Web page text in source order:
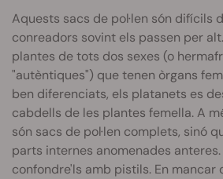
Aquests sacs de pol·len són difícils
conreadors sovint els passen per
plantes de tots dos sexes (o
"autèntiques") que tenen òrgans
ben diferenciats, els platanets es
cabdells de les plantes femella. A
són sacs de pol·len complets, sinó
parts internes anomenades
confondre'ls amb pistils. En mancar